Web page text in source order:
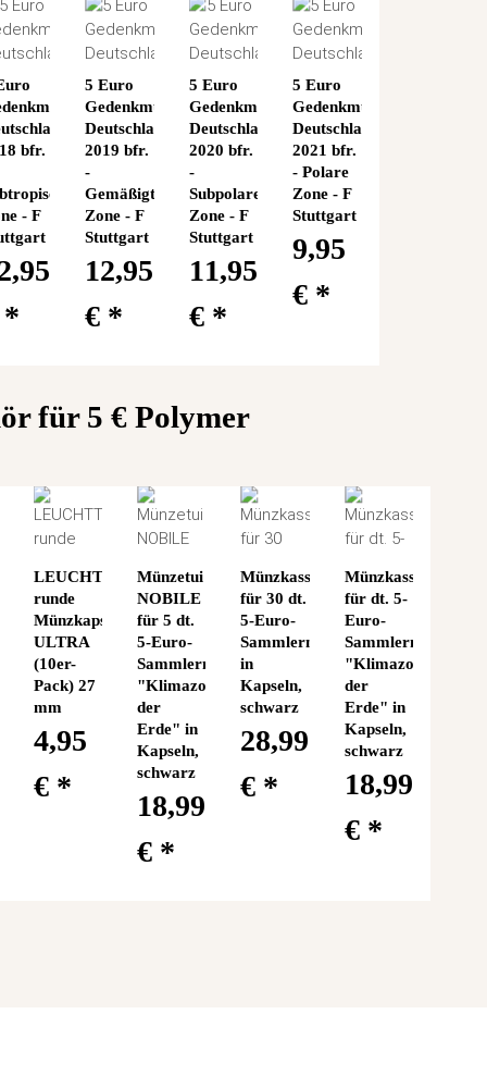
bfr.
- F
*
5 Euro
Gedenkmünze
Deutschland
2019 bfr.
-
Gemäßigte
Zone - F
Stuttgart
12,95
€ *
5 Euro
Gedenkmünze
Deutschland
2020 bfr.
-
Subpolare
Zone - F
Stuttgart
11,95
€ *
5 Euro
Gedenkmünze
Deutschland
2021 bfr.
- Polare
Zone - F
Stuttgart
9,95
€ *
für 5 € Polymer
LEUCHTTURM
runde
Münzkapseln
ULTRA
(10er-
Pack) 27
mm
4,95
€ *
Münzetui
NOBILE
für 5 dt.
5-Euro-
Sammlermünzen
"Klimazonen
der
Erde" in
Kapseln,
schwarz
18,99
€ *
Münzkassette
für 30 dt.
5-Euro-
Sammlermünzen
in
Kapseln,
schwarz
28,99
€ *
Münzkassette
für dt. 5-
Euro-
Sammlermünzen
"Klimazonen
der
Erde" in
Kapseln,
schwarz
18,99
€ *